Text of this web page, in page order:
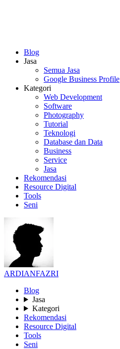
Blog
Jasa
Semua Jasa
Google Business Profile
Kategori
Web Development
Software
Photography
Tutorial
Teknologi
Database dan Data
Business
Service
Jasa
Rekomendasi
Resource Digital
Tools
Seni
ARDIANFAZRI
Blog
Jasa
Kategori
Rekomendasi
Resource Digital
Tools
Seni